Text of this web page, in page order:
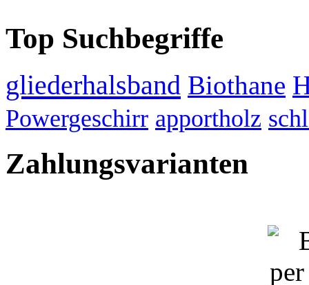
Top Suchbegriffe
gliederhalsband Biothane
Powergeschirr apportholz
Zahlungsvarianten